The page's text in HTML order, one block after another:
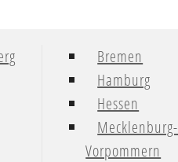
Bremen
Hamburg
Hessen
Mecklenburg-
Vorpommern